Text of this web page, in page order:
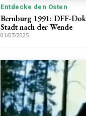
Entdecke den Osten
Bernburg 1991: DFF-
Stadt nach der Wende
01/07/2025